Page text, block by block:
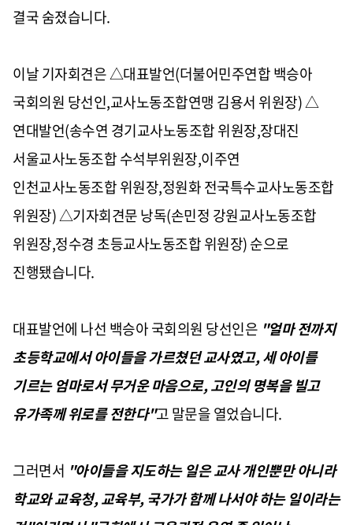
결국 숨졌습니다.
이날 기자회견은 △대표발언(더불어민주연합 백승아
국회의원 당선인,교사노동조합연맹 김용서 위원장) △
연대발언(송수연 경기교사노동조합 위원장,장대진
서울교사노동조합 수석부위원장,이주연
인천교사노동조합 위원장,정원화 전국특수교사노동조합
위원장) △기자회견문 낭독(손민정 강원교사노동조합
위원장,정수경 초등교사노동조합 위원장) 순으로
진행됐습니다.
대표발언에 나선 백승아 국회의원 당선인은 "얼마 전까지
초등학교에서 아이들을 가르쳤던 교사였고, 세 아이를
기르는 엄마로서 무거운 마음으로, 고인의 명복을 빌고
유가족께 위로를 전한다"고 말문을 열었습니다.
그러면서 "아이들을 지도하는 일은 교사 개인뿐만 아니라
학교와 교육청, 교육부, 국가가 함께 나서야 하는 일이라는